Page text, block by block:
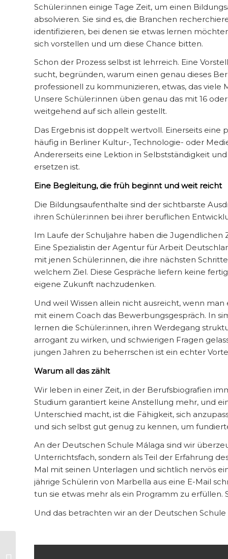
Schüler:innen einige Tage Zeit, um einen
absolvieren. Sie sind es, die Branchen
identifizieren, bei denen sie etwas lernen
sich vorstellen und um diese Chance bitten.
Schon der Prozess selbst ist lehrreich. Eine
sucht, begründen, warum einen genau dieses
professionell zu kommunizieren, etwas, das
Unsere Schüler:innen üben genau das mit 16
weitgehend auf sich allein gestellt.
Das Ergebnis ist doppelt wertvoll. Einerseits
häufig in Berliner Kultur-, Technologie- oder
Andererseits eine Lektion in Selbstständigkeit
ersetzen ist.
Eine Begleitung, die früh beginnt und weit reicht
Die Bildungsaufenthalte sind der sichtbarste
ihren Schüler:innen bei ihrer beruflichen
Im Laufe der Schuljahre haben die
Eine Spezialistin der Agentur für Arbeit
mit jenen Schüler:innen, die ihre nächsten
welchem Ziel. Diese Gespräche liefern keine
eigene Zukunft nachzudenken.
Und weil Wissen allein nicht ausreicht, wenn
mit einem Coach das Bewerbungsgespräch. In
lernen die Schüler:innen, ihren Werdegang
arrogant zu wirken, und schwierigen Fragen
jungen Jahren zu beherrschen ist ein echter
Warum all das zählt
Wir leben in einer Zeit, in der Berufsbiografien
Studium garantiert keine Anstellung mehr, und
Unterschied macht, ist die Fähigkeit, sich
und sich selbst gut genug zu kennen, um
An der Deutschen Schule Málaga sind wir
Unterrichtsfach, sondern als Teil der Erfahrung
Mal mit seinen Unterlagen und sichtlich nervös
jährige Schülerin von Marbella aus eine E-Mail
tun sie etwas mehr als ein Programm zu erfüllen.
Und das betrachten wir an der Deutschen